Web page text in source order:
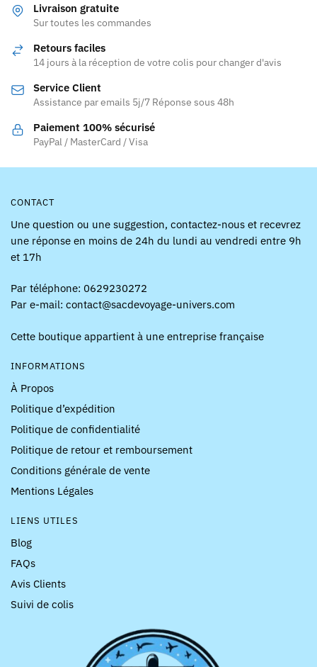
Livraison gratuite
Sur toutes les commandes
Retours faciles
14 jours à la réception de votre colis pour changer d'avis
Service Client
Assistance par emails 5j/7 Réponse sous 48h
Paiement 100% sécurisé
PayPal / MasterCard / Visa
CONTACT
Une question ou une suggestion, contactez-nous et recevrez
une réponse en moins de 24h du lundi au vendredi entre 9h
et 17h
Par téléphone: 0629230272
Par e-mail: contact@sacdevoyage-univers.com
Cette boutique appartient à une entreprise française
INFORMATIONS
À Propos
Politique d’expédition
Politique de confidentialité
Politique de retour et remboursement
Conditions générale de vente
Mentions Légales
LIENS UTILES
Blog
FAQs
Avis Clients
Suivi de colis